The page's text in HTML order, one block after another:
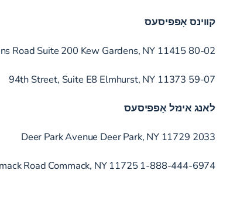
קווינס אָפפיסעס
80-02 Kew Gardens Road Suite 200 Kew Gardens, NY 11415
59-07 94th Street, Suite E8 Elmhurst, NY 11373
לאנג אינזל אָפפיסעס
2033 Deer Park Avenue Deer Park, NY 11729
Road Commack, NY 11725 1-888-444-6974